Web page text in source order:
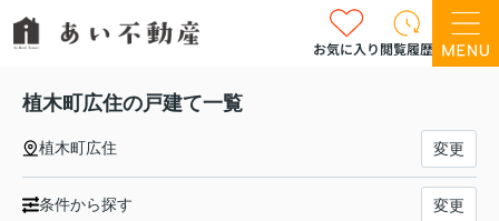
お気に入り閲覧履歴
植木町広住の戸建て一覧
植木町広住 変更
条件から探す 変更